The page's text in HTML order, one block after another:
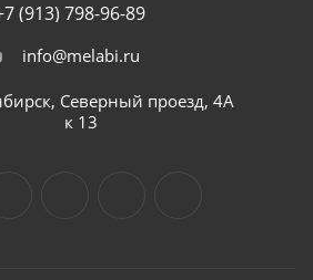
(913) 798-96-89
info@melabi.ru
Северный проезд, 4А
к 13